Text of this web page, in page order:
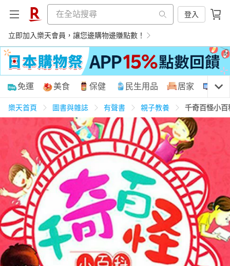
登入
立即加入樂天會員，讓您邊購物邊賺點數！
購物網分類
天天免運 美食蛋糕 養生保健 民生用品
居家生活 3C家電 運動休閒 親子玩具
女裝 男裝 化妝保養 情趣用品
免運 美食 保健 民生用品 居家 3C
樂天首頁 圖書與雜誌 有聲書 親子教養 千奇百怪小